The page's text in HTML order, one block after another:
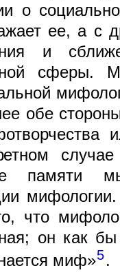
о
ее, а с
и
сферы.
обе
случае
памяти
что
он как бы
миф»5.